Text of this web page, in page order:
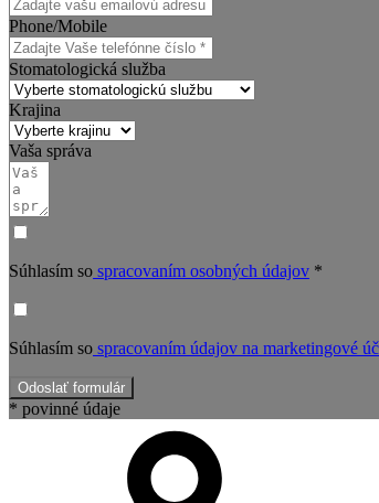
Phone/Mobile
Stomatologická služba
Krajina
Vaša správa
Súhlasím so spracovaním osobných údajov *
Súhlasím so spracovaním údajov na marketingové
Odoslať formulár
* povinné údaje